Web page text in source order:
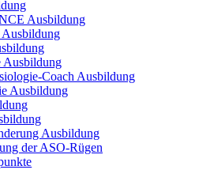
Ausbildung
Ausbildung
Coach Ausbildung
Ausbildung
Ausbildung
der ASO-Rügen